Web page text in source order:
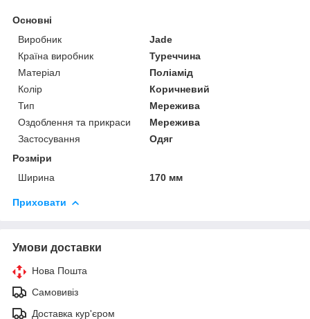
Основні
Виробник
Jade
Країна виробник
Туреччина
Матеріал
Поліамід
Колір
Коричневий
Тип
Мережива
Оздоблення та прикраси
Мережива
Застосування
Одяг
Розміри
Ширина
170 мм
Приховати
Умови доставки
Нова Пошта
Самовивіз
Доставка кур'єром